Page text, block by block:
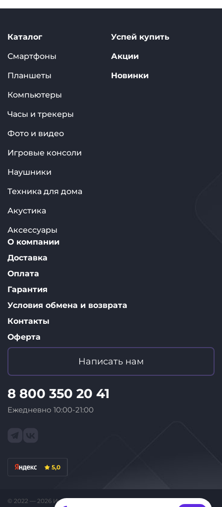
Написать нам
8 800 350 20 41
Ежедневно 10:00-21:00
5,0
Каталог
Смартфоны
Планшеты
Компьютеры
Часы и трекеры
Фото и видео
Игровые консоли
Наушники
Техника для дома
Акустика
Аксессуары
Успей купить
Акции
Новинки
О компании
Доставка
Оплата
Гарантия
Условия обмена и возврата
Контакты
Оферта
© 2022 — 2026 Интернет-магазин «ID Store»